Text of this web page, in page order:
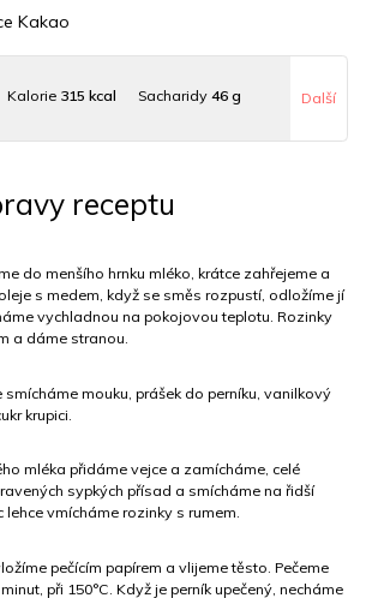
Kakao
Kalorie 315 kcal Sacharidy 46 g
Cholesterol23.3 mg
Vláknina 3893.3 mg
mg Vitamín B60.1 mg
Vápník0 mg
Další
receptu
do menšího hrnku mléko, krátce zahřejeme a
s medem, když se směs rozpustí, odložíme jí
vychladnou na pokojovou teplotu. Rozinky
a dáme stranou.
smícháme mouku, prášek do perníku, vanilkový
krupici.
mléka přidáme vejce a zamícháme, celé
sypkých přísad a smícháme na řidší
lehce vmícháme rozinky s rumem.
pečícím papírem a vlijeme těsto. Pečeme
při 150°C. Když je perník upečený, necháme